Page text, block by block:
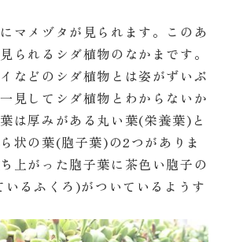
マメヅタが見られます。このあ
られるシダ植物のなかまです。
などのシダ植物とは姿がずいぶ
見してシダ植物とわからないか
は厚みがある丸い葉(栄養葉)と
状の葉(胞子葉)の2つがありま
上がった胞子葉に茶色い胞子の
いるふくろ)がついているようす